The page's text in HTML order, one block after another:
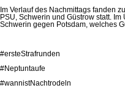
Im Verlauf des Nachmittags fanden
PSU, Schwerin und Güstrow statt.
Schwerin gegen Potsdam, welches
#ersteStrafrunden
#Neptuntaufe
#wannistNachtrodeln